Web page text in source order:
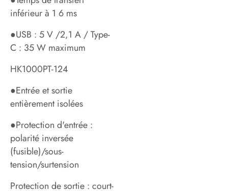
inférieur à 1 6 ms
●USB : 5 V /2,1 A / Type-
C : 35 W maximum
HK1000PT-124
●Entrée et sortie
entièrement isolées
●Protection d'entrée :
polarité inversée
(fusible)/sous-
tension/surtension
Protection de sortie : court-